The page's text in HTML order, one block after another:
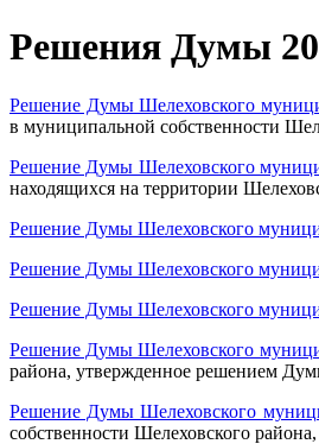
Решения Думы
Решение Думы Шелеховского
в муниципальной собственности
Решение Думы Шелеховского
находящихся на территории
Решение Думы Шелеховского
Решение Думы Шелеховского
Решение Думы Шелеховского
Решение Думы Шелеховского
района, утвержденное решением
Решение Думы Шелеховского
собственности Шелеховского